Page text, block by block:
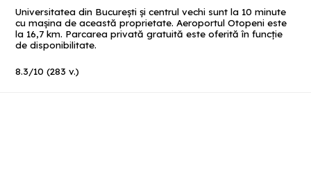
Universitatea din București și centrul vechi sunt la 10 minute
cu maşina de această proprietate. Aeroportul Otopeni este
la 16,7 km. Parcarea privată gratuită este oferită în funcţie
de disponibilitate.
8.3/10 (283 v.)